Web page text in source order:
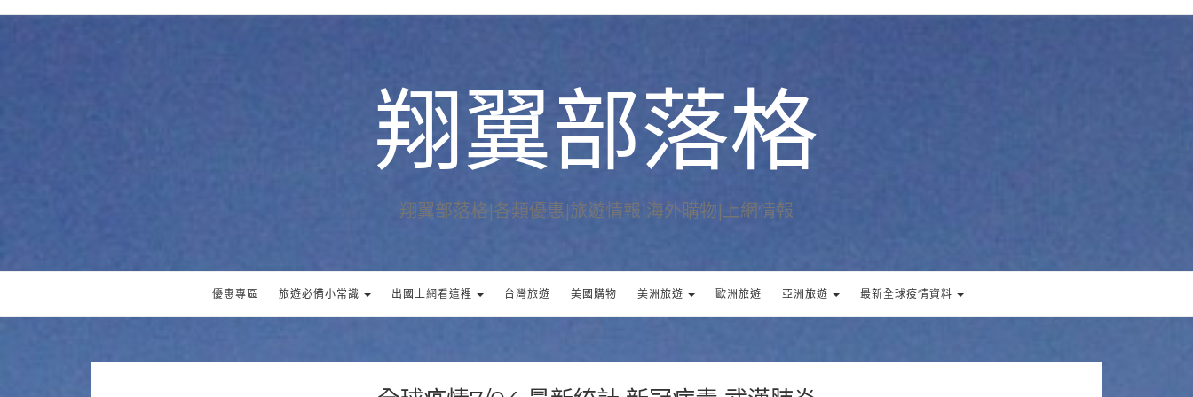
翔翼部落格
翔翼部落格|各類優惠|旅遊情報|海外購物|上網情報
優惠專區 旅遊必備小常識 出國上網看這裡 台灣旅遊 美國購物 美洲旅遊 歐洲旅遊 亞洲旅遊 最新全球疫情資料